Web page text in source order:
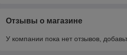
Отзывы о магазине
У компании пока нет отзывов,